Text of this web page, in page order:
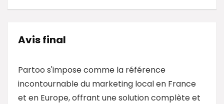
Avis final
Partoo s'impose comme la référence
incontournable du marketing local en France
et en Europe, offrant une solution complète et